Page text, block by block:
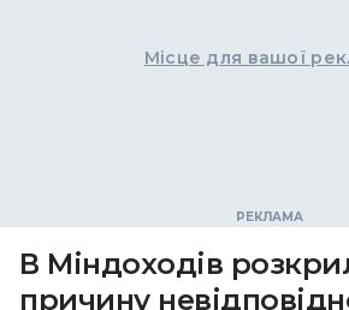
Місце для вашої
В Міндоходів
причину